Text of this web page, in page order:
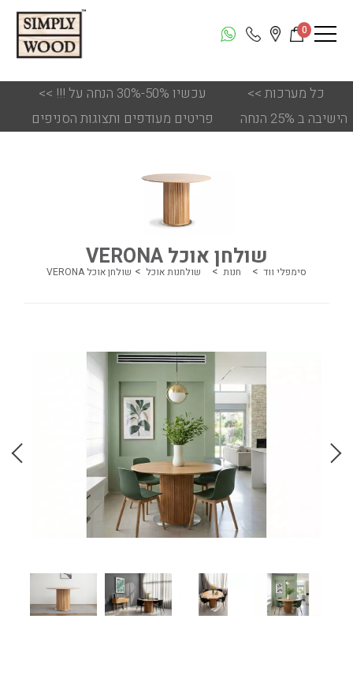
0
<< !!! עכשיו 50%-30% הנחה על
פריטים מעודפים ותצוגות הסניפים
<< כל מערכות
הישיבה ב 25% הנחה
שולחן אוכל VERONA
סימפלי ווד חנות שולחנות אוכל שולחן אוכל VERONA